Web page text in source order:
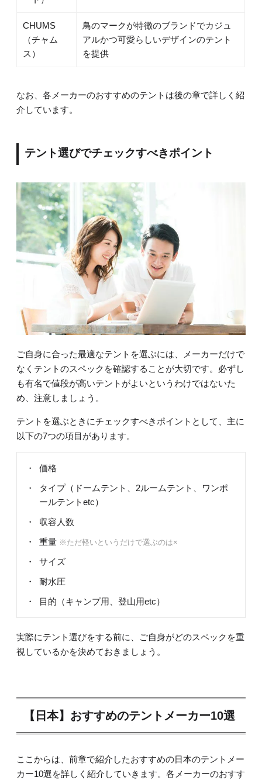
CHUMS
（チャム
ス）
鳥のマークが特徴のブランドでカジュ
アルかつ可愛らしいデザインのテント
を提供
なお、各メーカーのおすすめのテントは後の章で詳しく紹
介しています。
テント選びでチェックすべきポイント
ご自身に合った最適なテントを選ぶには、メーカーだけで
なくテントのスペックを確認することが大切です。必ずし
も有名で値段が高いテントがよいというわけではないた
め、注意しましょう。
テントを選ぶときにチェックすべきポイントとして、主に
以下の7つの項目があります。
価格
タイプ（ドームテント、2ルームテント、ワンポ
ールテントetc）
収容人数
重量 ※ただ軽いというだけで選ぶのは×
サイズ
耐水圧
目的（キャンプ用、登山用etc）
実際にテント選びをする前に、ご自身がどのスペックを重
視しているかを決めておきましょう。
【日本】おすすめのテントメーカー10選
ここからは、前章で紹介したおすすめの日本のテントメー
カー10選を詳しく紹介していきます。各メーカーのおすす